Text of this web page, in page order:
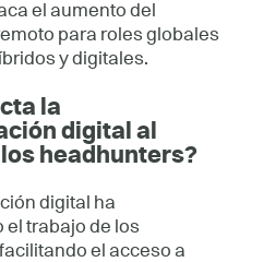
el aumento del
para roles globales
y digitales.
la
digital al
headhunters?
digital ha
trabajo de los
el acceso a